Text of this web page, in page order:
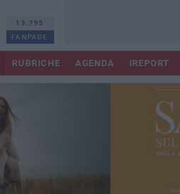
13.795
FANPAGE
RUBRICHE AGENDA IREPORT